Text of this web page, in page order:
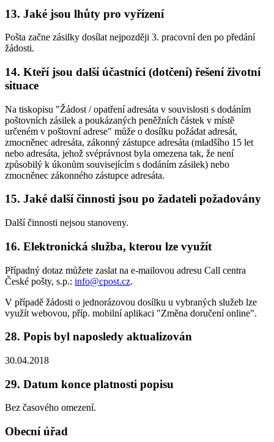
13. Jaké jsou lhůty pro vyřízení
Pošta začne zásilky dosílat nejpozději 3. pracovní den po předání
žádosti.
14. Kteří jsou další účastníci (dotčení) řešení životní
situace
Na tiskopisu "Žádost / opatření adresáta v souvislosti s dodáním
poštovních zásilek a poukázaných peněžních částek v místě
určeném v poštovní adrese" může o dosílku požádat adresát,
zmocněnec adresáta, zákonný zástupce adresáta (mladšího 15 let
nebo adresáta, jehož svéprávnost byla omezena tak, že není
způsobilý k úkonům souvisejícím s dodáním zásilek) nebo
zmocněnec zákonného zástupce adresáta.
15. Jaké další činnosti jsou po žadateli požadovány
Další činnosti nejsou stanoveny.
16. Elektronická služba, kterou lze využít
Případný dotaz můžete zaslat na e-mailovou adresu Call centra
České pošty, s.p.: info@cpost.cz.
V případě žádosti o jednorázovou dosílku u vybraných služeb lze
využít webovou, příp. mobilní aplikaci "Změna doručení online".
28. Popis byl naposledy aktualizován
30.04.2018
29. Datum konce platnosti popisu
Bez časového omezení.
Obecní úřad